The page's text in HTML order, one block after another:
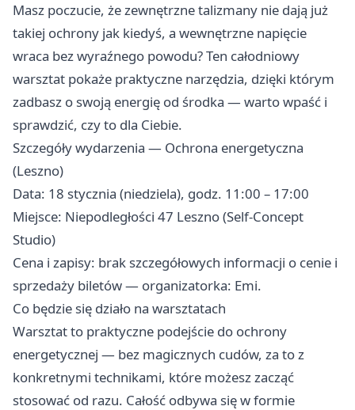
Masz poczucie, że zewnętrzne talizmany nie dają już
takiej ochrony jak kiedyś, a wewnętrzne napięcie
wraca bez wyraźnego powodu? Ten całodniowy
warsztat pokaże praktyczne narzędzia, dzięki którym
zadbasz o swoją energię od środka — warto wpaść i
sprawdzić, czy to dla Ciebie.
Szczegóły wydarzenia — Ochrona energetyczna
(Leszno)
Data: 18 stycznia (niedziela), godz. 11:00 – 17:00
Miejsce: Niepodległości 47 Leszno (Self-Concept
Studio)
Cena i zapisy: brak szczegółowych informacji o cenie i
sprzedaży biletów — organizatorka: Emi.
Co będzie się działo na warsztatach
Warsztat to praktyczne podejście do ochrony
energetycznej — bez magicznych cudów, za to z
konkretnymi technikami, które możesz zacząć
stosować od razu. Całość odbywa się w formie